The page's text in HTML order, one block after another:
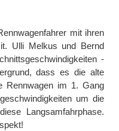
mit ihren
Ulli Melkus und Bernd
-
dass es die alte
Rennwagen im 1. Gang
um die
Langsamfahrphase.